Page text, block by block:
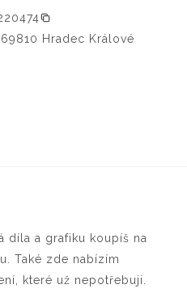
Hradec Králové
díla a grafiku koupíš na
Také zde nabízím
které už nepotřebuji.